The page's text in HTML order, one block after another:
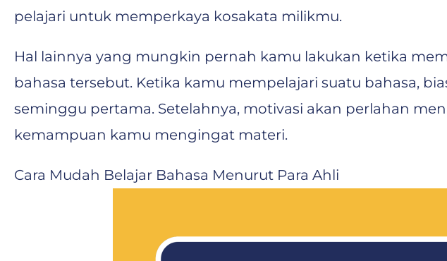
pelajari untuk memperkaya kosakata milikmu.
Hal lainnya yang mungkin pernah kamu lakukan ketika
bahasa tersebut. Ketika kamu mempelajari suatu bahasa,
seminggu pertama. Setelahnya, motivasi akan perlahan
kemampuan kamu mengingat materi.
Cara Mudah Belajar Bahasa Menurut Para Ahli